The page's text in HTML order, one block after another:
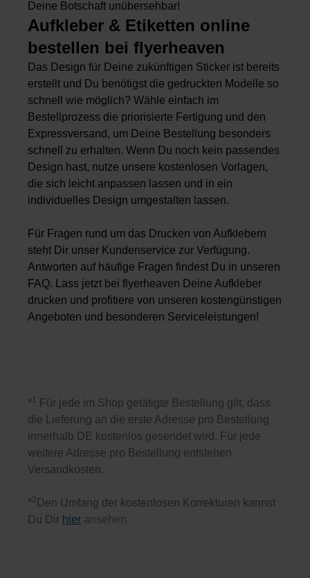
Deine Botschaft unübersehbar!
Aufkleber & Etiketten online
bestellen bei flyerheaven
Das Design für Deine zukünftigen Sticker ist bereits
erstellt und Du benötigst die gedruckten Modelle so
schnell wie möglich? Wähle einfach im
Bestellprozess die priorisierte Fertigung und den
Expressversand, um Deine Bestellung besonders
schnell zu erhalten. Wenn Du noch kein passendes
Design hast, nutze unsere kostenlosen Vorlagen,
die sich leicht anpassen lassen und in ein
individuelles Design umgestalten lassen.
Für Fragen rund um das Drucken von Aufklebern
steht Dir unser Kundenservice zur Verfügung.
Antworten auf häufige Fragen findest Du in unseren
FAQ. Lass jetzt bei flyerheaven Deine Aufkleber
drucken und profitiere von unseren kostengünstigen
Angeboten und besonderen Serviceleistungen!
*1 Für jede im Shop getätigte Bestellung gilt, dass
die Lieferung an die erste Adresse pro Bestellung
innerhalb DE kostenlos gesendet wird. Für jede
weitere Adresse pro Bestellung entstehen
Versandkosten.
*2 Den Umfang der kostenlosen Korrekturen kannst
Du Dir hier ansehen.